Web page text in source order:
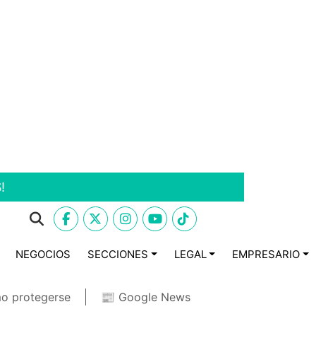
NEGOCIOS SECCIONES LEGAL EMPRESARIO
protegerse 📰 Google News